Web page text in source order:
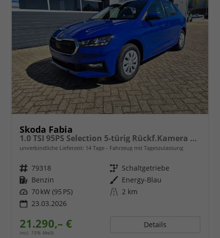
Skoda Fabia
1.0 TSI 95PS Selection 5-türig Rückf.Kamera Parksensoren Sitzheizung Multifunktionslenkrad Klima Skoda-Radio Bluetooth Touchscreen Tempomat Nebelsch. Apple CarPlay + Android Auto
unverbindliche Lieferzeit: 14 Tage Fahrzeug mit Tageszulassung
Fahrzeugnr. 79318 Getriebe Schaltgetriebe
Kraftstoff Benzin Außenfarbe Energy-Blau
Leistung 70 kW (95 PS) Kilometerstand 2 km
23.03.2026
21.290,– €
incl. 19% MwSt.
Details